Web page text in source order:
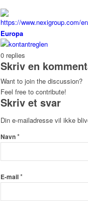
Europa
0 replies
Skriv en
Want to join the discussion?
Feel free to contribute!
Skriv et svar
Din e-mailadresse vil ikke
Navn*
E-mail*